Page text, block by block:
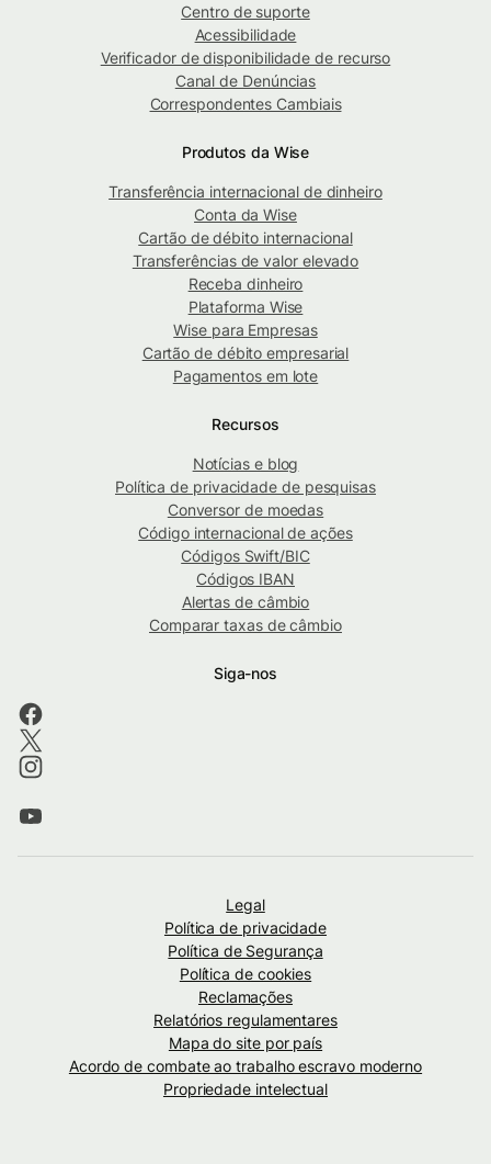
Centro de suporte
Acessibilidade
Verificador de disponibilidade de recurso
Canal de Denúncias
Correspondentes Cambiais
Produtos da Wise
Transferência internacional de dinheiro
Conta da Wise
Cartão de débito internacional
Transferências de valor elevado
Receba dinheiro
Plataforma Wise
Wise para Empresas
Cartão de débito empresarial
Pagamentos em lote
Recursos
Notícias e blog
Política de privacidade de pesquisas
Conversor de moedas
Código internacional de ações
Códigos Swift/BIC
Códigos IBAN
Alertas de câmbio
Comparar taxas de câmbio
Siga-nos
Legal
Política de privacidade
Política de Segurança
Política de cookies
Reclamações
Relatórios regulamentares
Mapa do site por país
Acordo de combate ao trabalho escravo moderno
Propriedade intelectual